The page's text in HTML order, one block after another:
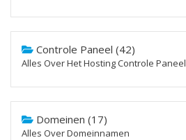
Controle Paneel (42)
Alles Over Het Hosting Controle Paneel
Domeinen (17)
Alles Over Domeinnamen